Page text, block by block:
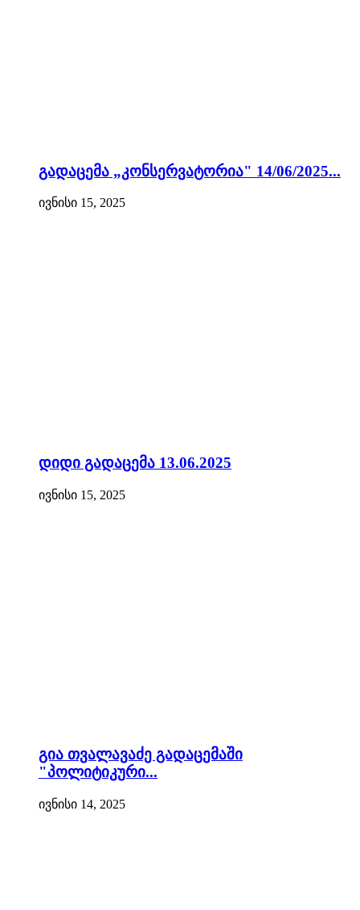
გადაცემა „კონსერვატორია" 14/06/2025...
ივნისი 15, 2025
დიდი გადაცემა 13.06.2025
ივნისი 15, 2025
გია თვალავაძე გადაცემაში
"პოლიტიკური...
ივნისი 14, 2025